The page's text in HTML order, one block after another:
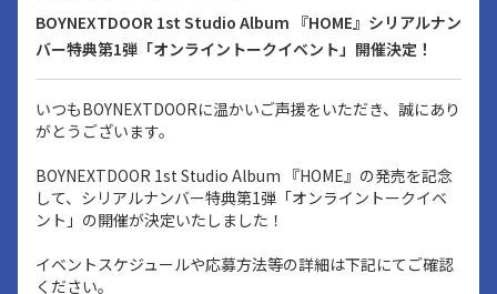
BOYNEXTDOOR 1st Studio Album 『HOME』シリアルナン
バー特典第1弾「オンライントークイベント」開催決定！
いつもBOYNEXTDOORに温かいご声援をいただき、誠にあり
がとうございます。
BOYNEXTDOOR 1st Studio Album 『HOME』の発売を記念
して、シリアルナンバー特典第1弾「オンライントークイベ
ント」の開催が決定いたしました！
イベントスケジュールや応募方法等の詳細は下記にてご確認
ください。